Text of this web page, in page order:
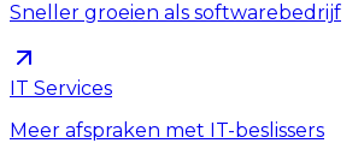
Sneller groeien als softwarebedrijf
IT Services
Meer afspraken met IT-beslissers